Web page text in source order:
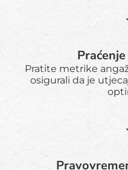
Pratite metrike
osigurali da je